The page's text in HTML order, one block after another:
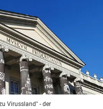
Virussland" - der